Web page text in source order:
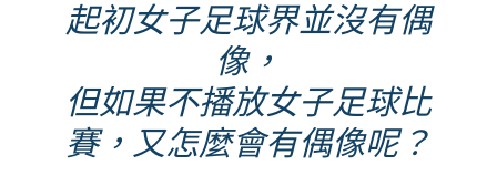
起初女子足球界並沒有偶
像，
但如果不播放女子足球比
賽，又怎麼會有偶像呢？